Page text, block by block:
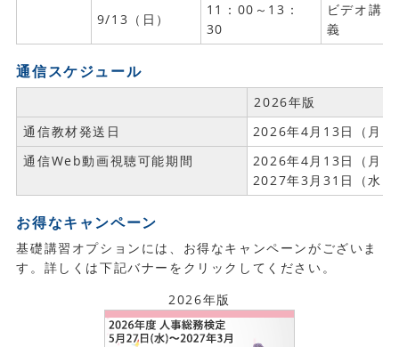
9/13（日）
11：00～13：
30
ビデオ講
義
通信スケジュール
2026年版
通信教材発送日
2026年4月13日（月）
通信Web動画視聴可能期間
2026年4月13日（月）
2027年3月31日（水）
お得なキャンペーン
基礎講習オプションには、お得なキャンペーンがございま
す。詳しくは下記バナーをクリックしてください。
2026年版